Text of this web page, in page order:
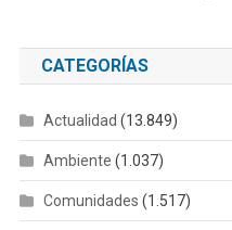
CATEGORÍAS
Actualidad (13.849)
Ambiente (1.037)
Comunidades (1.517)